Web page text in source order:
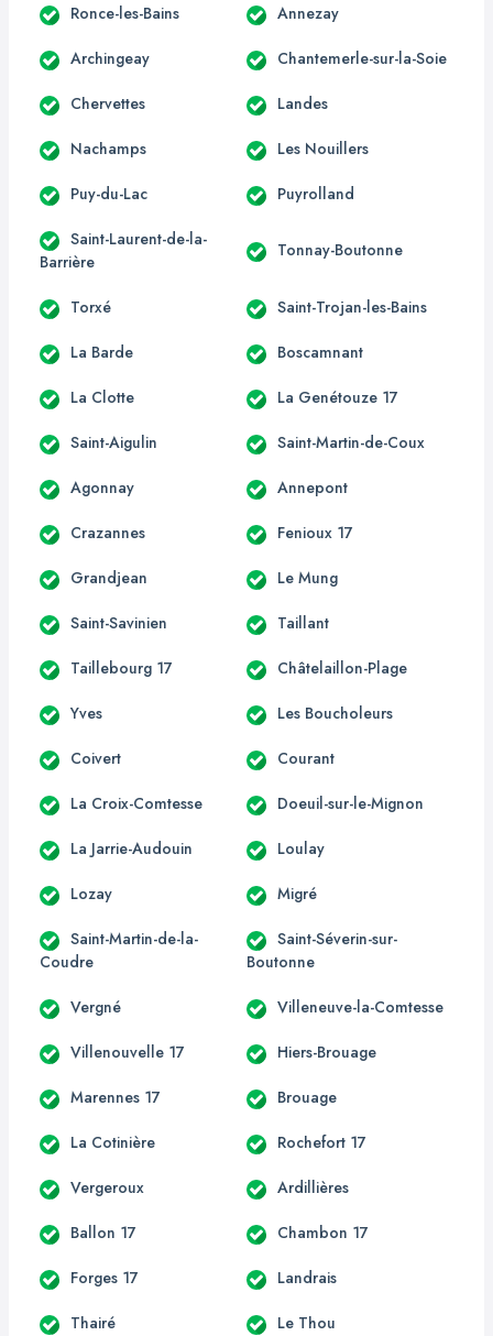
Ronce-les-Bains Annezay
Archingeay Chantemerle-sur-la-Soie
Chervettes Landes
Nachamps Les Nouillers
Puy-du-Lac Puyrolland
Saint-Laurent-de-la-
Barrière
Tonnay-Boutonne
Torxé Saint-Trojan-les-Bains
La Barde Boscamnant
La Clotte La Genétouze 17
Saint-Aigulin Saint-Martin-de-Coux
Agonnay Annepont
Crazannes Fenioux 17
Grandjean Le Mung
Saint-Savinien Taillant
Taillebourg 17 Châtelaillon-Plage
Yves Les Boucholeurs
Coivert Courant
La Croix-Comtesse Doeuil-sur-le-Mignon
La Jarrie-Audouin Loulay
Lozay Migré
Saint-Martin-de-la-
Coudre
Saint-Séverin-sur-
Boutonne
Vergné Villeneuve-la-Comtesse
Villenouvelle 17 Hiers-Brouage
Marennes 17 Brouage
La Cotinière Rochefort 17
Vergeroux Ardillières
Ballon 17 Chambon 17
Forges 17 Landrais
Thairé Le Thou